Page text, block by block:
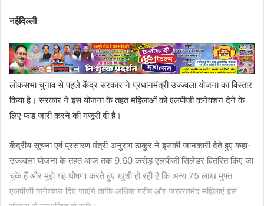
नईदिल्ली
लोकसभा चुनाव से पहले केंद्र सरकार ने प्रधानमंत्री उज्ज्वला योजना का विस्तार
किया है। सरकार ने इस योजना के तहत महिलाओं को एलपीजी कनेक्शन देने के
लिए फंड जारी करने की मंजूरी दी है।
केंद्रीय सूचना एवं प्रसारण मंत्री अनुराग ठाकुर ने इसकी जानकारी देते हुए कहा-
उज्ज्वला योजना के तहत आज तक 9.60 करोड़ एलपीजी सिलेंडर वितरित किए जा
चुके हैं और मुझे यह घोषणा करते हुए खुशी हो रही है कि अन्य 75 लाख मुफ्त
एलपीजी कनेक्शन दिए जाएंगे ताकि अधिक गरीब और जरूरतमंद महिलाएं इस